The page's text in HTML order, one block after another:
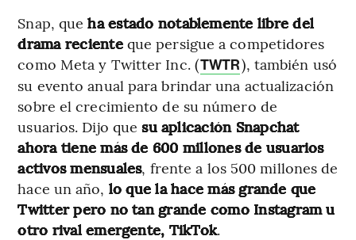
Snap, queha estado notablemente libre del
drama recienteque persigue a competidores
como Meta y Twitter Inc. (TWTR), también usó
su evento anual para brindar una actualización
sobre el crecimiento de su número de
usuarios. Dijo quesu aplicación Snapchat
ahora tiene más de 600 millones de usuarios
activos mensuales, frente a los 500 millones de
hace un año, lo que la hace más grande que
Twitter pero no tan grande como Instagram u
otro rival emergente, TikTok.